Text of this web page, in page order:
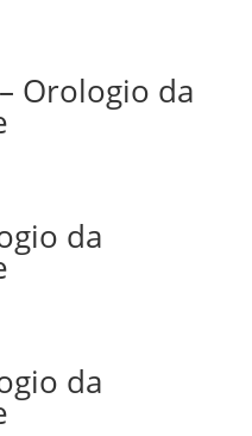
Orologio da
da
da